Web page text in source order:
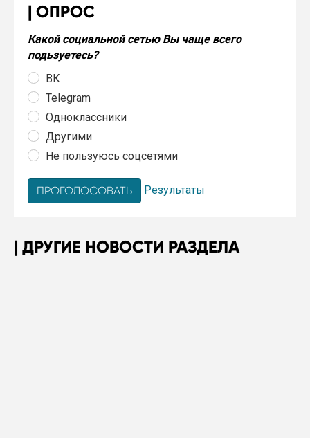
ОПРОС
Какой социальной сетью Вы чаще всего
подьзуетесь?
ВК
Telegram
Одноклассники
Другими
Не пользуюсь соцсетями
Результаты
ДРУГИЕ НОВОСТИ РАЗДЕЛА